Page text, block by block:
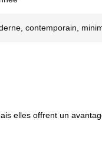
contemporain,
elles offrent un